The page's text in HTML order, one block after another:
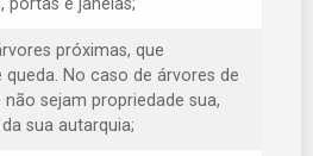
portas e janelas;
próximas, que
No caso de árvores de
sejam propriedade sua,
sua autarquia;